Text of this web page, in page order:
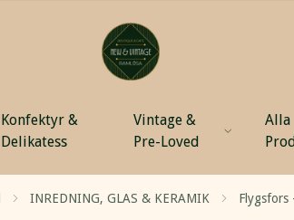
Konfektyr &
Delikatess
Vintage &
Pre-Loved
Alla
INREDNING, GLAS & KERAMIK